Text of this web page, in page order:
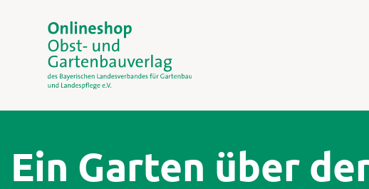
Ein Garten über